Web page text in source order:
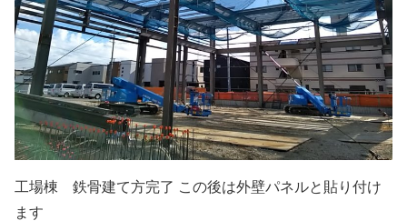
工場棟 鉄骨建て方完了 この後は外壁パネルと貼り付け
ます